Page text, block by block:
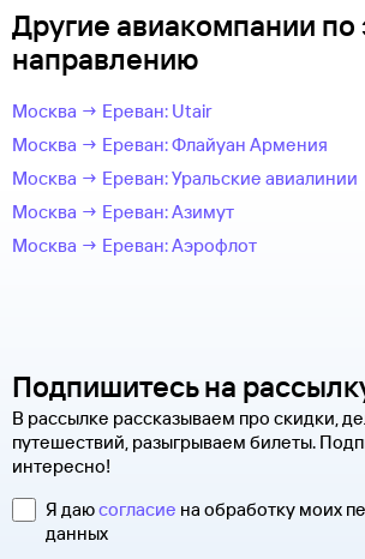
Другие авиакомпании по
направлению
Москва → Ереван: Utair
Москва → Ереван: Флайуан Армения
Москва → Ереван: Уральские авиалинии
Москва → Ереван: Азимут
Москва → Ереван: Аэрофлот
Подпишитесь на
В рассылке рассказываем про скидки,
путешествий, разыгрываем билеты.
интересно!
Я даюсогласие на обработку моих
данных